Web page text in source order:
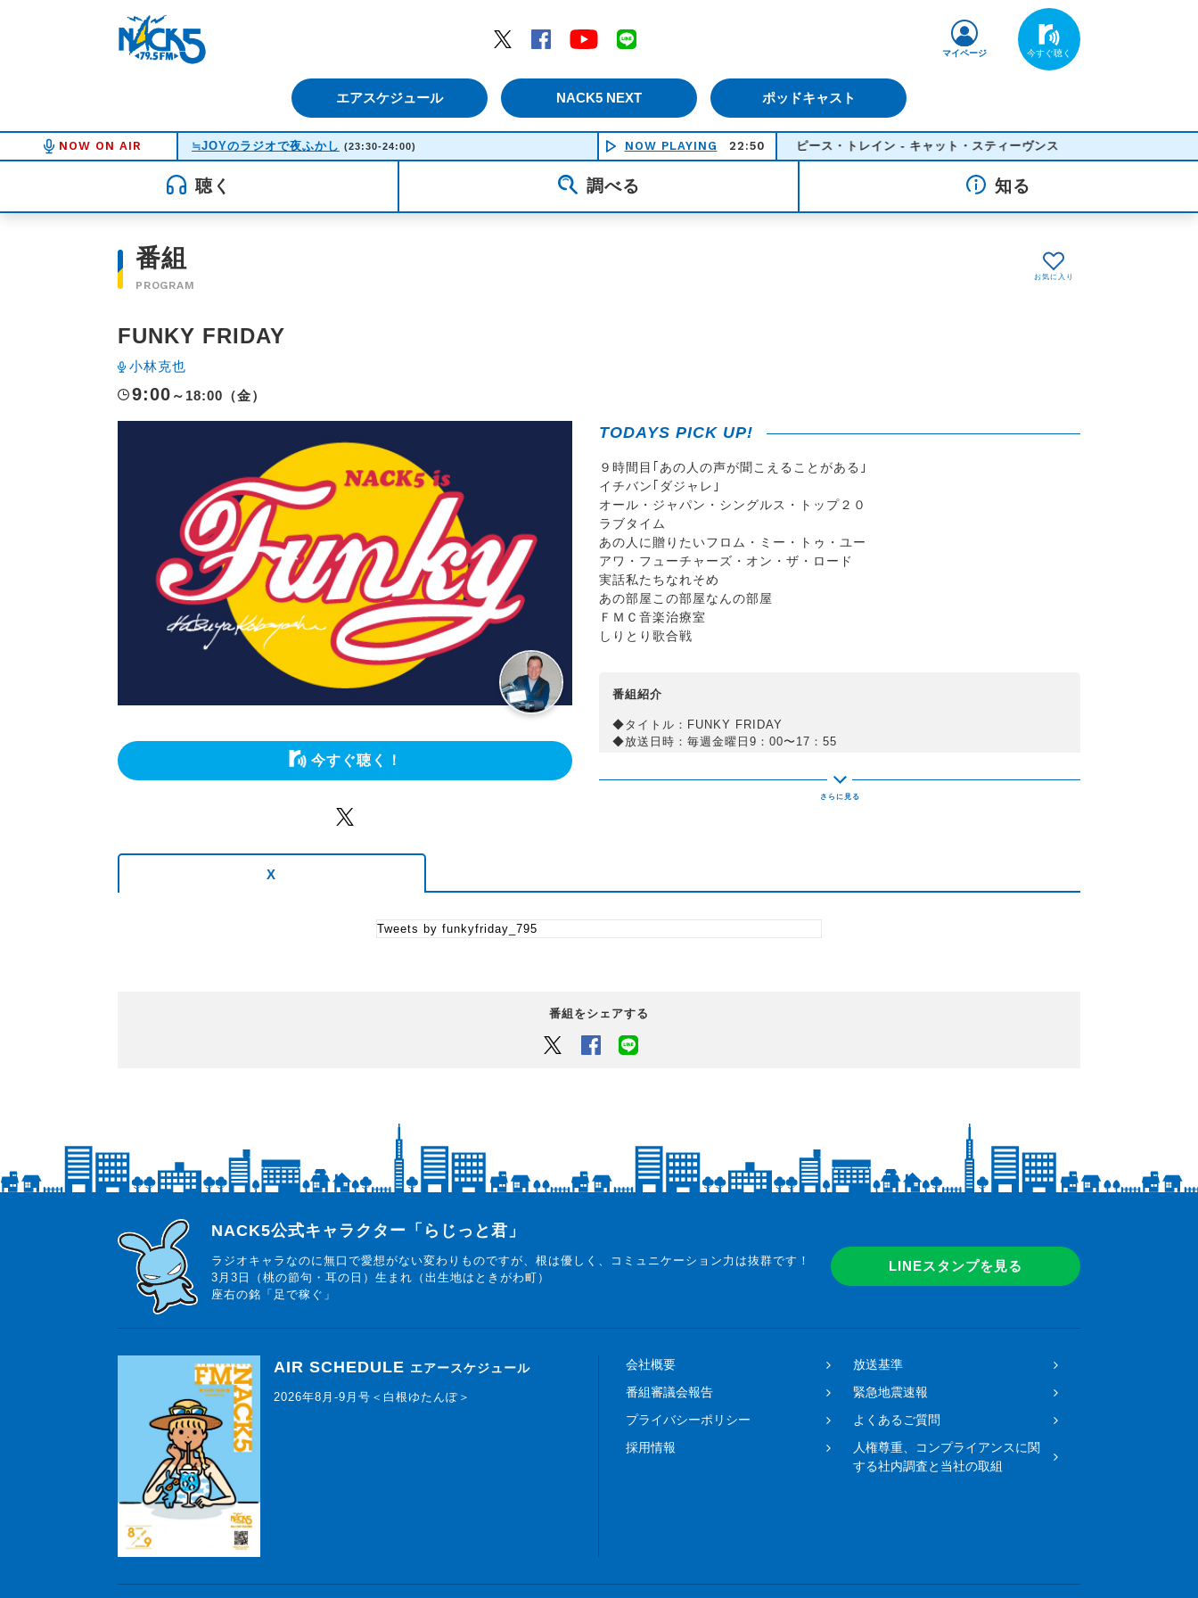
Twitter
Facebook YouTube
エアスケジュール NACK5 NEXT ポッドキャスト
マイページ
NOW ON AIR ≒JOYのラジオで夜ふかし (23:30-24:00) NOW PLAYING 22:50 ピース・トレイン - キャット・スティーヴンス
聴く 調べる 知る
番組
PROGRAM
FUNKY FRIDAY
小林克也
9:00 ～18:00（金）
今すぐ聴く！
TODAYS PICK UP!
９時間目｢あの人の声が聞こえることがある｣
イチバン｢ダジャレ｣
オール・ジャパン・シングルス・トップ２０
ラブタイム
あの人に贈りたいフロム・ミー・トゥ・ユー
アワ・フューチャーズ・オン・ザ・ロード
実話私たちなれそめ
あの部屋この部屋なんの部屋
ＦＭＣ音楽治療室
しりとり歌合戦
番組紹介
◆タイトル：FUNKY FRIDAY
◆放送日時：毎週金曜日9：00〜17：55
X
Tweets by funkyfriday_795
番組をシェアする
Twitter Facebook
らじっと君
NACK5公式キャラクター「らじっと君」
ラジオキャラなのに無口で愛想がない変わりものですが、根は優しく、コミュニケーション力は抜群です！
3月3日（桃の節句・耳の日）生まれ（出生地はときがわ町）
座右の銘「足で稼ぐ」
LINEスタンプを見る
AIR SCHEDULE エアースケジュール
2026年8月-9月号＜白根ゆたんぽ＞
会社概要
放送基準
番組審議会報告
緊急地震速報
プライバシーポリシー
よくあるご質問
採用情報
人権尊重、コンプライアンスに関
する社内調査と当社の取組